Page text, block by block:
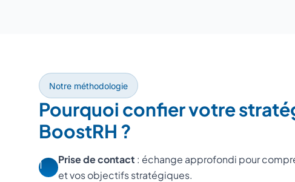
Notre méthodologie
Pourquoi confier votre
BoostRH ?
1 Prise de contact : échange approfondi pour
et vos objectifs stratégiques.